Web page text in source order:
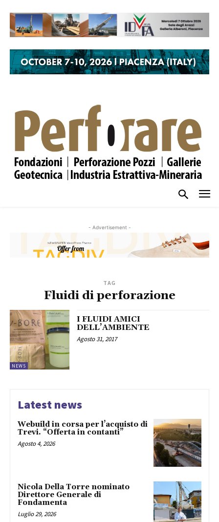
- Advertisement -
TAG
Fluidi di perforazione
NEWS
I FLUIDI AMICI
DELL’AMBIENTE
Agosto 31, 2017
Latest news
Webuild in corsa per l’acquisto di
Trevi. “Offerta in contanti”
Agosto 4, 2026
Nicola Della Torre nominato
Direttore Generale di
Fondamenta
Luglio 29, 2026